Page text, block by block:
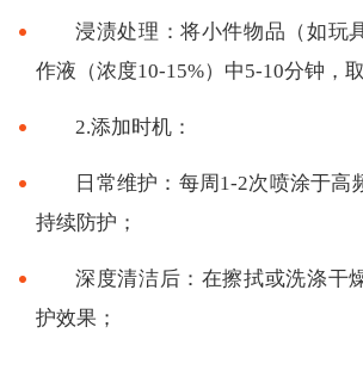
浸渍处理：将小件物品（如玩
作液（浓度10-15%）中5-10分钟，
2.添加时机：
日常维护：每周1-2次喷涂于高
持续防护；
深度清洁后：在擦拭或洗涤干
护效果；